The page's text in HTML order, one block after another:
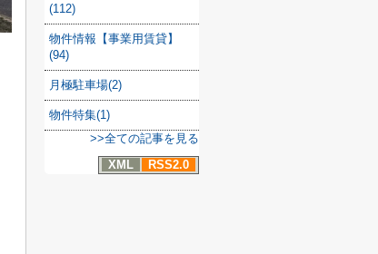
(112)
物件情報【事業用賃貸】
(94)
月極駐車場(2)
物件特集(1)
>>全ての記事を見る
XML
RSS2.0